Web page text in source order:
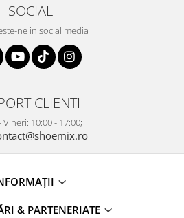
SOCIAL
ne in social media
CLIENTI
Vineri: 10:00 - 17:00;
& PARTENERIATE